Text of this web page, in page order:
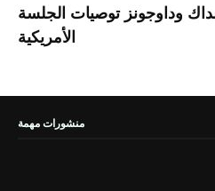
وداوجونز توصيات الجلسة
الأمريكية
منشورات مهمة